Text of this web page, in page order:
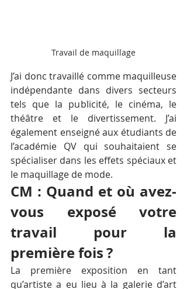
Travail de maquillage
J’ai donc travaillé comme maquilleuse
indépendante dans divers secteurs
tels que la publicité, le cinéma, le
théâtre et le divertissement. J’ai
également enseigné aux étudiants de
l’académie QV qui souhaitaient se
spécialiser dans les effets spéciaux et
le maquillage de mode.
CM : Quand et où avez-
vous exposé votre
travail pour la
première fois ?
La première exposition en tant
qu’artiste a eu lieu à la galerie d’art